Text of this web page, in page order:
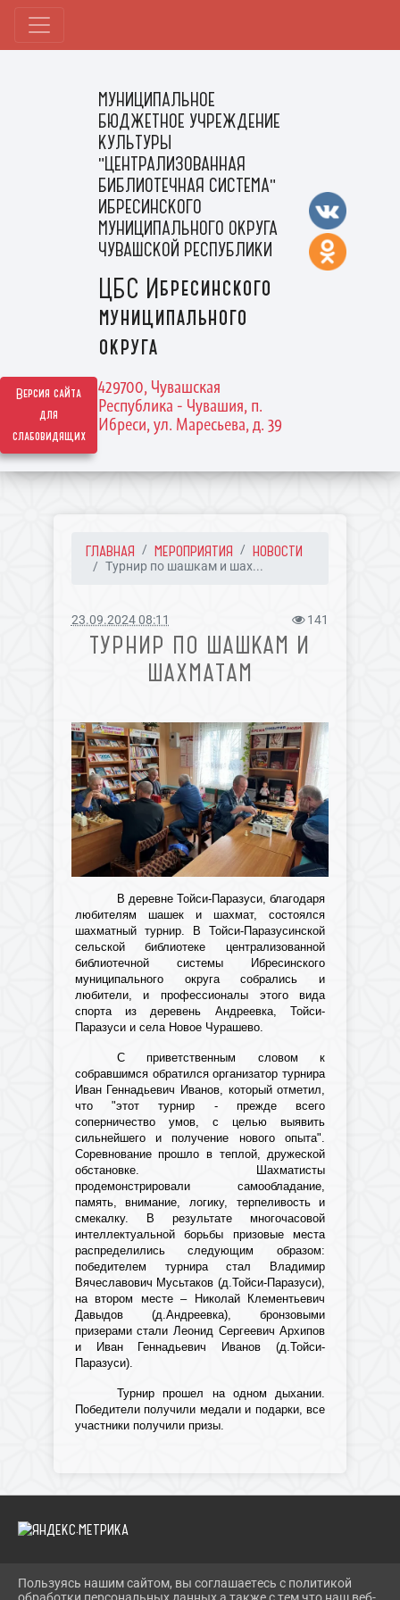
Версия сайта
для
слабовидящих
МУНИЦИПАЛЬНОЕ
БЮДЖЕТНОЕ УЧРЕЖДЕНИЕ
КУЛЬТУРЫ
"ЦЕНТРАЛИЗОВАННАЯ
БИБЛИОТЕЧНАЯ СИСТЕМА"
ИБРЕСИНСКОГО
МУНИЦИПАЛЬНОГО ОКРУГА
ЧУВАШСКОЙ РЕСПУБЛИКИ
ЦБС Ибресинского
муниципального
округа
429700, Чувашская
Республика - Чувашия, п.
Ибреси, ул. Маресьева, д. 39
ГЛАВНАЯ МЕРОПРИЯТИЯ НОВОСТИ
Турнир по шашкам и шах...
23.09.2024 08:11 141
ТУРНИР ПО ШАШКАМ И
ШАХМАТАМ
В деревне Тойси-Паразуси, благодаря
любителям шашек и шахмат, состоялся
шахматный турнир. В Тойси-Паразусинской
сельской библиотеке централизованной
библиотечной системы Ибресинского
муниципального округа собрались и
любители, и профессионалы этого вида
спорта из деревень Андреевка, Тойси-
Паразуси и села Новое Чурашево.
С приветственным словом к
собравшимся обратился организатор турнира
Иван Геннадьевич Иванов, который отметил,
что "этот турнир - прежде всего
соперничество умов, с целью выявить
сильнейшего и получение нового опыта".
Соревнование прошло в теплой, дружеской
обстановке. Шахматисты
продемонстрировали самообладание,
память, внимание, логику, терпеливость и
смекалку. В результате многочасовой
интеллектуальной борьбы призовые места
распределились следующим образом:
победителем турнира стал Владимир
Вячеславович Мусьтаков (д.Тойси-Паразуси),
на втором месте – Николай Клементьевич
Давыдов (д.Андреевка), бронзовыми
призерами стали Леонид Сергеевич Архипов
и Иван Геннадьевич Иванов (д.Тойси-
Паразуси).
Турнир прошел на одном дыхании.
Победители получили медали и подарки, все
участники получили призы.
2026 Г. IBRBIB.RU
Пользуясь нашим сайтом, вы соглашаетесь с политикой